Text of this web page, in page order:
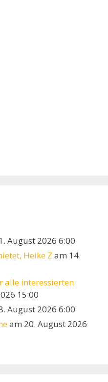
August 2026 6:00
Heike Z am 14.
alle interessierten
15:00
August 2026 6:00
am 20. August 2026